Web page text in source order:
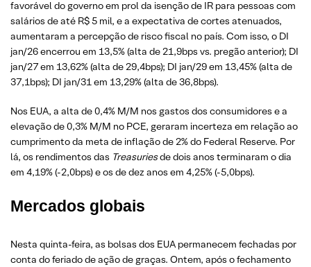
favorável do governo em prol da isenção de IR para pessoas com
salários de até R$ 5 mil, e a expectativa de cortes atenuados,
aumentaram a percepção de risco fiscal no país. Com isso, o DI
jan/26 encerrou em 13,5% (alta de 21,9bps vs. pregão anterior); DI
jan/27 em 13,62% (alta de 29,4bps); DI jan/29 em 13,45% (alta de
37,1bps); DI jan/31 em 13,29% (alta de 36,8bps).
Nos EUA, a alta de 0,4% M/M nos gastos dos consumidores e a
elevação de 0,3% M/M no PCE, geraram incerteza em relação ao
cumprimento da meta de inflação de 2% do Federal Reserve. Por
lá, os rendimentos das Treasuriesde dois anos terminaram o dia
em 4,19% (-2,0bps) e os de dez anos em 4,25% (-5,0bps).
Mercados globais
Nesta quinta-feira, as bolsas dos EUA permanecem fechadas por
conta do feriado de ação de graças. Ontem, após o fechamento